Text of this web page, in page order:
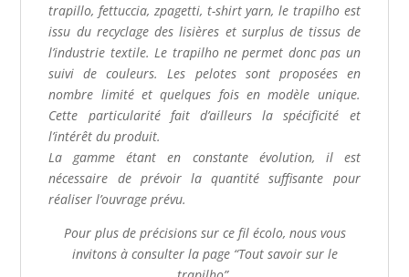
trapillo, fettuccia, zpagetti, t-shirt yarn, le trapilho est
issu du recyclage des lisières et surplus de tissus de
l’industrie textile. Le trapilho ne permet donc pas un
suivi de couleurs. Les pelotes sont proposées en
nombre limité et quelques fois en modèle unique.
Cette particularité fait d’ailleurs la spécificité et
l’intérêt du produit.
La gamme étant en constante évolution, il est
nécessaire de prévoir la quantité suffisante pour
réaliser l’ouvrage prévu.
Pour plus de précisions sur ce fil écolo, nous vous
invitons à consulter la page “Tout savoir sur le